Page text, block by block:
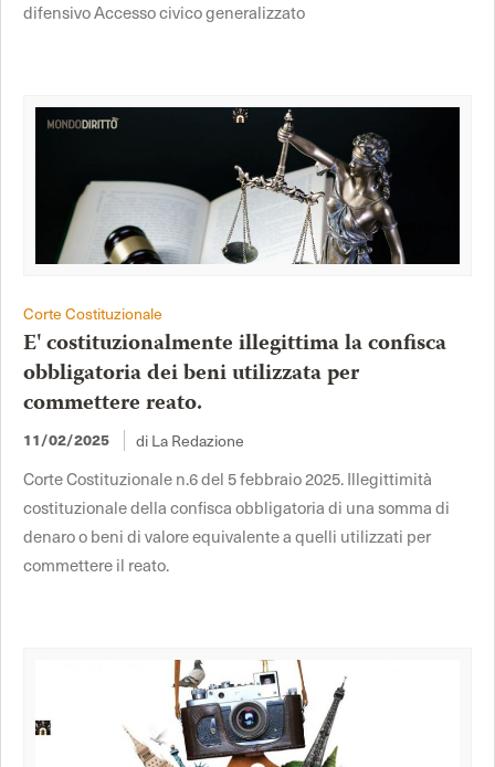
difensivo Accesso civico generalizzato
Corte Costituzionale
E' costituzionalmente illegittima la confisca
obbligatoria dei beni utilizzata per
commettere reato.
11/02/2025 di La Redazione
Corte Costituzionale n.6 del 5 febbraio 2025. Illegittimità
costituzionale della confisca obbligatoria di una somma di
denaro o beni di valore equivalente a quelli utilizzati per
commettere il reato.